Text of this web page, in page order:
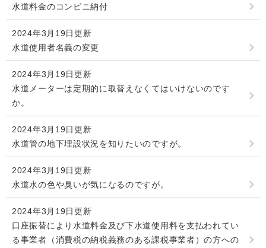
水道料金のコンビニ納付
2024年3月19日更新
水道使用者名義の変更
2024年3月19日更新
水道メーターは定期的に取替えなくてはいけないのです
か。
2024年3月19日更新
水道管の地下埋設状況を知りたいのですが。
2024年3月19日更新
水道水の色や臭いが気になるのですが。
2024年3月19日更新
口座振替により水道料金及び下水道使用料を支払われてい
る事業者（消費税の納税義務のある課税事業者）の方への